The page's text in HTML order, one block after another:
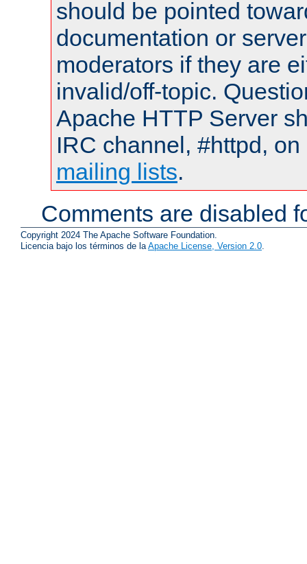
should be pointed
documentation or
moderators if they are
invalid/off-topic.
Apache HTTP Server
IRC channel, #httpd,
mailing lists.
Comments are disabled
Copyright 2024 The Apache Software Foundation.
Licencia bajo los términos de laApache License, Version 2.0.